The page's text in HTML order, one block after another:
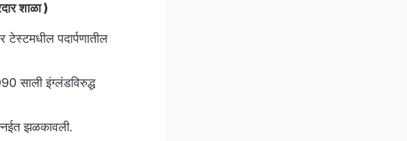
शाळा)
पदार्पणातील
साली इंग्लंडविरुद्ध
झळकावली.